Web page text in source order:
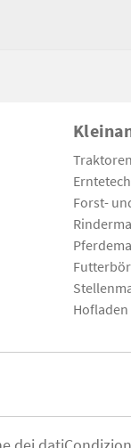
Traktoren
Forst-
Hofladen